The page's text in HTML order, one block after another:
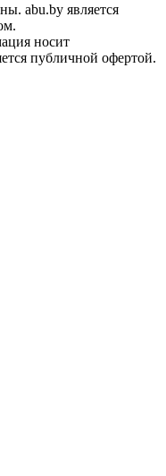
abu.by является
носит
публичной офертой.